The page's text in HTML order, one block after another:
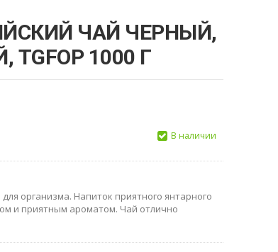
ЧАЙ ЧЕРНЫЙ,
1000 Г
В наличии
организма. Напиток приятного янтарного
и приятным ароматом. Чай отлично